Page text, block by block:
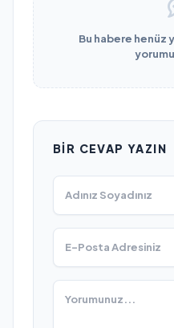
Bu habere henüz
BIR CEVAP YAZIN